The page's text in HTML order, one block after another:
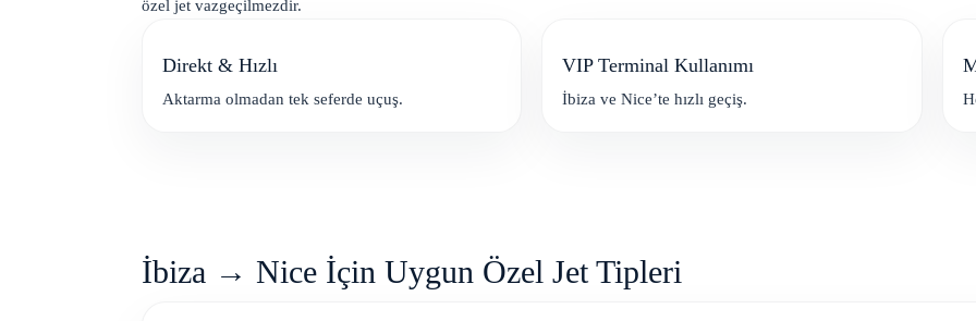
özel jet vazgeçilmezdir.
Direkt & Hızlı
Aktarma olmadan tek seferde uçuş.
VIP Terminal Kullanımı
İbiza ve Nice’te hızlı geçiş.
İbiza → Nice İçin Uygun Özel Jet Tipleri